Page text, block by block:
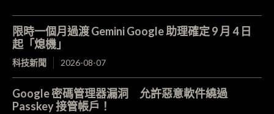
限時一個月過渡 Gemini Google 助理確定 9 月 4 日
起「熄機」
科技新聞 2026-08-07
Google 密碼管理器漏洞 允許惡意軟件繞過
Passkey 接管帳戶！